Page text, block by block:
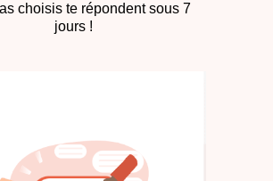
choisis te répondent sous 7
jours !